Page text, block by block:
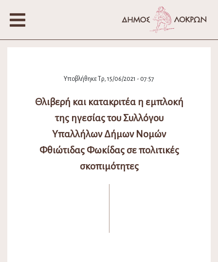
Υποβλήθηκε Τρ, 15/06/2021 - 07:57
Θλιβερή και κατακριτέα η εμπλοκή
της ηγεσίας του Συλλόγου
Υπαλλήλων Δήμων Νομών
Φθιώτιδας Φωκίδας σε πολιτικές
σκοπιμότητες